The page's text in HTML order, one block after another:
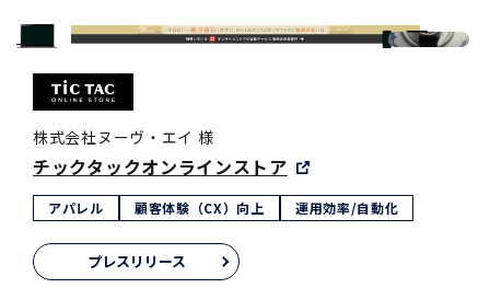
株式会社ヌーヴ・エイ 様
チックタックオンラインストア
アパレル 顧客体験（CX）向上 運用効率/自動化
プレスリリース